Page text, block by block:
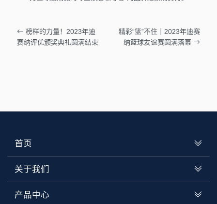
榜样的力量！2023年迪
赛纳评优颁奖典礼圆满结束
精彩“篮”不住｜2023年迪赛
纳篮球友谊赛圆满落幕
首页
关于我们
产品中心